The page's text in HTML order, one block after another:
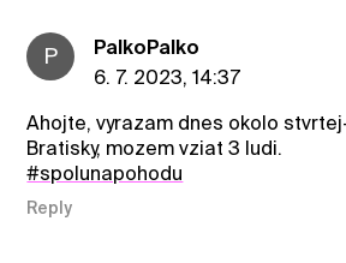
P
PalkoPalko
6. 7. 2023, 14:37
Ahojte, vyrazam dnes okolo
Bratisky, mozem vziat 3 ludi.
#spolunapohodu
Reply